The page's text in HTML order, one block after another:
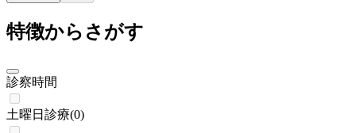
特徴からさがす
診察時間
土曜日診療(0)